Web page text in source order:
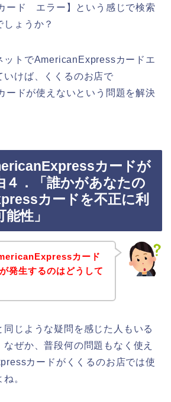
ード エラー】という感じで検索
しょうか？
ットでAmericanExpressカードエ
いけば、くくるのお店で
ードが使えないという問題を解決
カードが
４．「誰かがあなたの
カードを不正に利
性」
カード
発生するのはどうして
同じような疑問を感じた人もいる
ぜか、普段何の問題もなく使え
カードがくくるのお店では使
。